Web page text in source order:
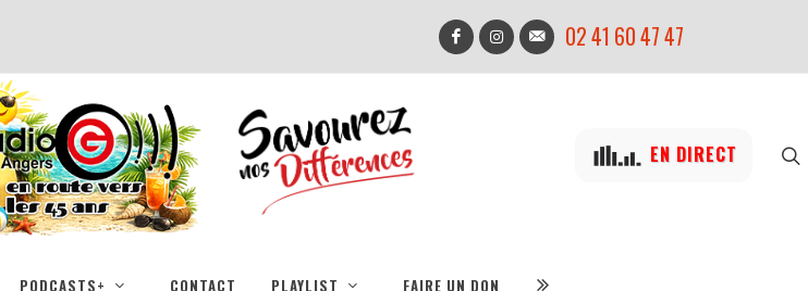
02 41 60 47 47
EN DIRECT
PODCASTS+ CONTACT PLAYLIST FAIRE UN DON